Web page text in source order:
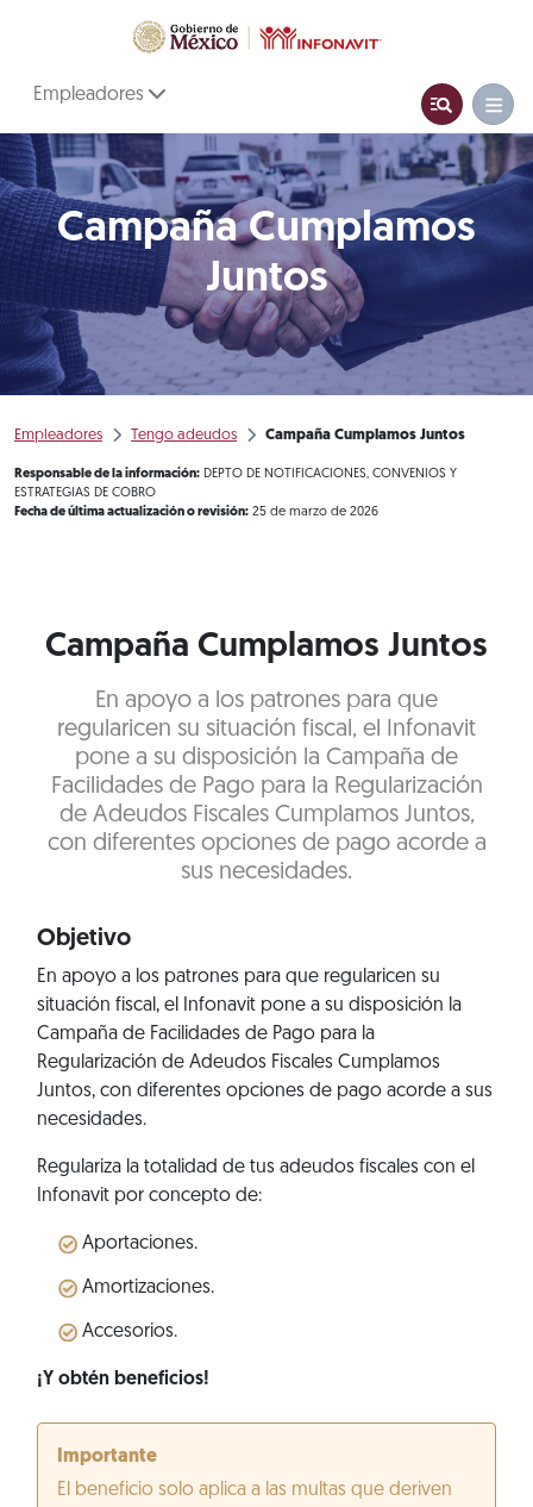
Empleadores
Campaña Cumplamos
Juntos
Empleadores Tengo adeudos Campaña Cumplamos Juntos
Responsable de la información: DEPTO DE NOTIFICACIONES, CONVENIOS Y
ESTRATEGIAS DE COBRO
Fecha de última actualización o revisión: 25 de marzo de 2026
Campaña Cumplamos Juntos
En apoyo a los patrones para que
regularicen su situación fiscal, el Infonavit
pone a su disposición la Campaña de
Facilidades de Pago para la Regularización
de Adeudos Fiscales Cumplamos Juntos,
con diferentes opciones de pago acorde a
sus necesidades.
Objetivo
En apoyo a los patrones para que regularicen su
situación fiscal, el Infonavit pone a su disposición la
Campaña de Facilidades de Pago para la
Regularización de Adeudos Fiscales Cumplamos
Juntos, con diferentes opciones de pago acorde a sus
necesidades.
Regulariza la totalidad de tus adeudos fiscales con el
Infonavit por concepto de:
Aportaciones.
Amortizaciones.
Accesorios.
¡Y obtén beneficios!
Importante
El beneficio solo aplica a las multas que deriven